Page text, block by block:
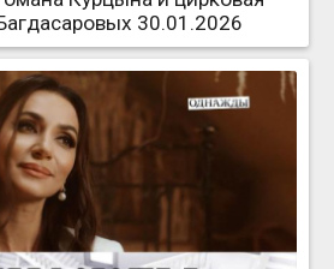
30.01.2026